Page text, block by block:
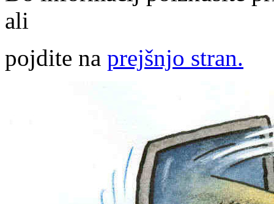
ali
pojdite na prejšnjo stran.